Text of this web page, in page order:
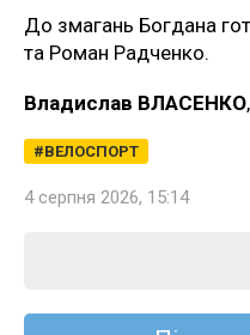
До змагань Богдана
та Роман Радченко.
Владислав ВЛАСЕНКО
ВЕЛОСПОРТ
4 серпня 2026, 15:14